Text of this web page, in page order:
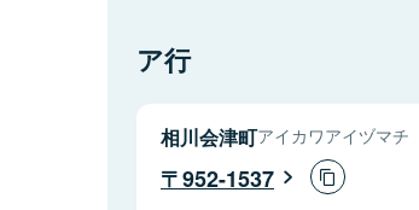
ア行
相川会津町アイカワアイヅマチ
952-1537